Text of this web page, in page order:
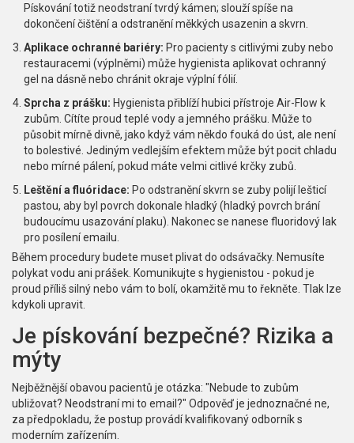
Pískování totiž neodstraní tvrdý kámen; slouží spíše na
dokončení čištění a odstranění měkkých usazenin a skvrn.
Aplikace ochranné bariéry: Pro pacienty s citlivými zuby nebo
restauracemi (výplněmi) může hygienista aplikovat ochranný
gel na dásně nebo chránit okraje výplní fólií.
Sprcha z prášku: Hygienista přiblíží hubici přístroje Air-Flow k
zubům. Cítíte proud teplé vody a jemného prášku. Může to
působit mírně divně, jako když vám někdo fouká do úst, ale není
to bolestivé. Jediným vedlejším efektem může být pocit chladu
nebo mírné pálení, pokud máte velmi citlivé krčky zubů.
Leštění a fluóridace: Po odstranění skvrn se zuby polijí lešticí
pastou, aby byl povrch dokonale hladký (hladký povrch brání
budoucímu usazování plaku). Nakonec se nanese fluoridový lak
pro posílení emailu.
Během procedury budete muset plivat do odsávačky. Nemusíte
polykat vodu ani prášek. Komunikujte s hygienistou - pokud je
proud příliš silný nebo vám to bolí, okamžitě mu to řekněte. Tlak lze
kdykoli upravit.
Je pískování bezpečné? Rizika a
mýty
Nejběžnější obavou pacientů je otázka: "Nebude to zubům
ubližovat? Neodstraní mi to email?" Odpověď je jednoznačné ne,
za předpokladu, že postup provádí kvalifikovaný odborník s
moderním zařízením.